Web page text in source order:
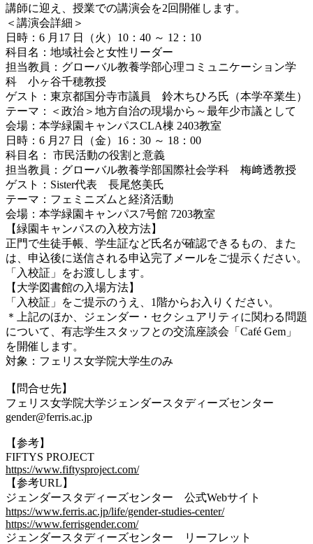
講師に迎え、授業での講演会を2回開催します。
＜講演会詳細＞
日時：6 月17 日（火）10：40 ～ 12：10
科目名：地域社会と女性リーダー
担当教員：グローバル教養学部心理コミュニケーション学
科 小ヶ谷千穂教授
ゲスト：東京都国分寺市議員 鈴木ちひろ氏（本学卒業生）
テーマ：＜政治＞地方自治の現場から～最年少市議として
会場：本学緑園キャンパスCLA棟 2403教室
日時：6 月27 日（金）16：30 ～ 18：00
科目名： 市民活動の役割と意義
担当教員：グローバル教養学部国際社会学科 梅﨑透教授
ゲスト：Sister代表 長尾悠美氏
テーマ：フェミニズムと経済活動
会場：本学緑園キャンパス7号館 7203教室
【緑園キャンパスの入校方法】
正門で生徒手帳、学生証など氏名が確認できるもの、また
は、申込後に送信される申込完了メールをご提示ください。
「入校証」をお渡しします。
【大学図書館の入場方法】
「入校証」をご提示のうえ、1階からお入りください。
＊上記のほか、ジェンダー・セクシュアリティに関わる問題
について、有志学生スタッフとの交流座談会「Café Gem」
を開催します。
対象：フェリス女学院大学生のみ
【問合せ先】
フェリス女学院大学ジェンダースタディーズセンター
gender@ferris.ac.jp
【参考】
FIFTYS PROJECT
https://www.fiftysproject.com/
【参考URL】
ジェンダースタディーズセンター 公式Webサイト
https://www.ferris.ac.jp/life/gender-studies-center/
https://www.ferrisgender.com/
ジェンダースタディーズセンター リーフレット